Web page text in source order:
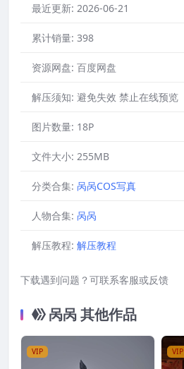
最近更新: 2026-06-21
累计销量: 398
资源网盘: 百度网盘
解压须知: 避免失效 禁止在线预览
图片数量: 18P
文件大小: 255MB
分类合集: 呙呙COS写真
人物合集: 呙呙
解压教程: 解压教程
下载遇到问题？可联系客服或反馈
呙呙 其他作品
VIP VIP